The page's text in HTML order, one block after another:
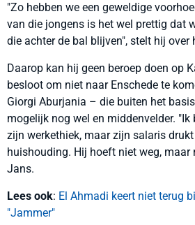
"Zo hebben we een geweldige
van die jongens is het wel prettig dat
die achter de bal blijven", stelt hij over
Daarop kan hij geen beroep doen op
besloot om niet naar Enschede te
Giorgi Aburjania – die buiten het
mogelijk nog wel en middenvelder. "Ik
zijn werkethiek, maar zijn salaris
huishouding. Hij hoeft niet weg, maar
Jans.
Lees ook: El Ahmadi keert niet terug
"Jammer"